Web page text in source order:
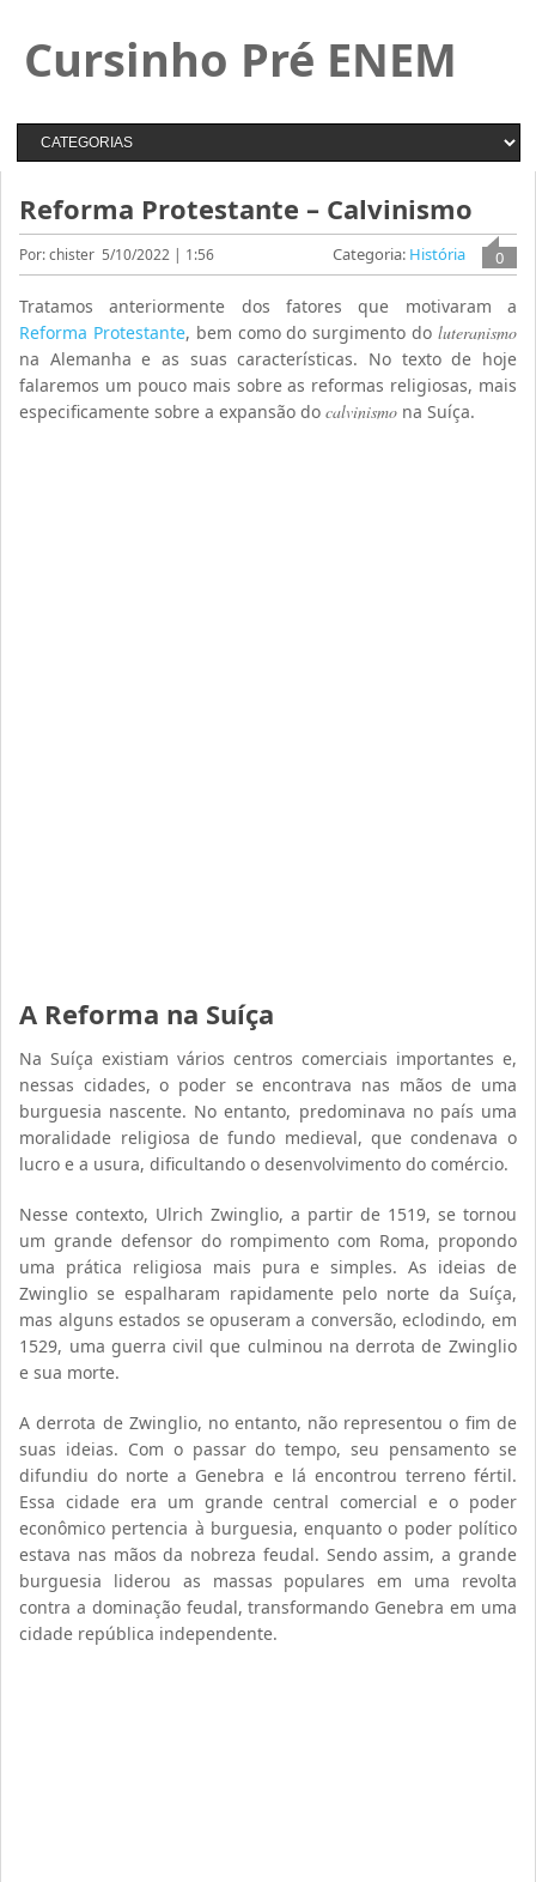
Cursinho Pré ENEM
Reforma Protestante – Calvinismo
Por: chister 5/10/2022 | 1:56 0
Categoria: História
Tratamos anteriormente dos fatores que motivaram a
Reforma Protestante, bem como do surgimento do luteranismo
na Alemanha e as suas características. No texto de hoje
falaremos um pouco mais sobre as reformas religiosas, mais
especificamente sobre a expansão docalvinismo na Suíça.
A Reforma na Suíça
Na Suíça existiam vários centros comerciais importantes e,
nessas cidades, o poder se encontrava nas mãos de uma
burguesia nascente. No entanto, predominava no país uma
moralidade religiosa de fundo medieval, que condenava o
lucro e a usura, dificultando o desenvolvimento do comércio.
Nesse contexto, Ulrich Zwinglio, a partir de 1519, se tornou
um grande defensor do rompimento com Roma, propondo
uma prática religiosa mais pura e simples. As ideias de
Zwinglio se espalharam rapidamente pelo norte da Suíça,
mas alguns estados se opuseram a conversão, eclodindo, em
1529, uma guerra civil que culminou na derrota de Zwinglio
e sua morte.
A derrota de Zwinglio, no entanto, não representou o fim de
suas ideias. Com o passar do tempo, seu pensamento se
difundiu do norte a Genebra e lá encontrou terreno fértil.
Essa cidade era um grande central comercial e o poder
econômico pertencia à burguesia, enquanto o poder político
estava nas mãos da nobreza feudal. Sendo assim, a grande
burguesia liderou as massas populares em uma revolta
contra a dominação feudal, transformando Genebra em uma
cidade república independente.